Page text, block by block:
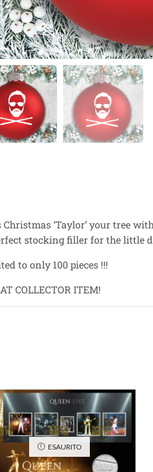
Christmas ‘Taylor’ your tree
stocking filler for the little
to only 100 pieces !!!
COLLECTOR ITEM!
ESAURITO